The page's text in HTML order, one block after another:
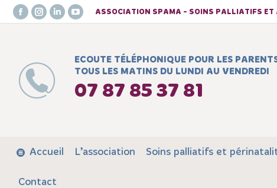
Facebook
in
new
window
Instagram
in
new
window
LinkedIn
window
YouTube
in
window
ASSOCIATION SPAMA - SOINS PALLIATIFS ET
ECOUTE TÉLÉPHONIQUE POUR LES
TOUS LES MATINS DU LUNDI AU VENDREDI
07 87 85 37 81
Accueil L’association Soins palliatifs et
Contact